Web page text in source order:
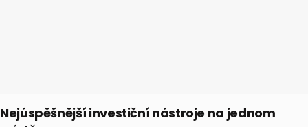
Nejúspěšnější investiční nástroje na jednom